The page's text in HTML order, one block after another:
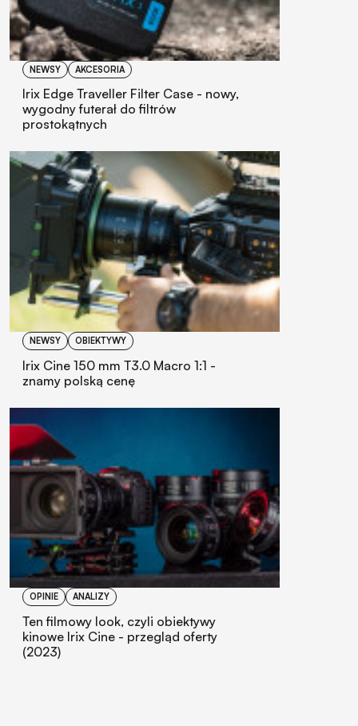
NEWSY AKCESORIA
Irix Edge Traveller Filter Case - nowy,
wygodny futerał do filtrów
prostokątnych
NEWSY OBIEKTYWY
Irix Cine 150 mm T3.0 Macro 1:1 -
znamy polską cenę
OPINIE ANALIZY
Ten filmowy look, czyli obiektywy
kinowe Irix Cine - przegląd oferty
(2023)